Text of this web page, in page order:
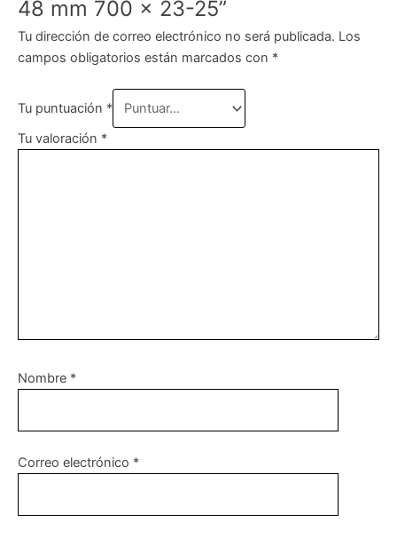
48 mm 700 x 23-25”
Tu dirección de correo electrónico no será publicada. Los
campos obligatorios están marcados con *
Tu puntuación *
Tu valoración *
Nombre *
Correo electrónico *